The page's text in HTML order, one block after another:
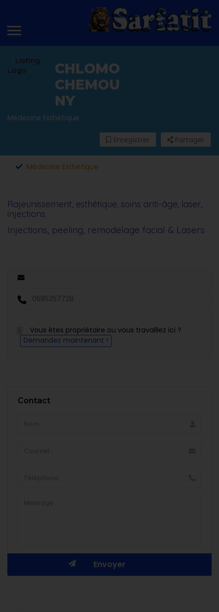
CHLOMO
CHEMOU
NY
Médecine Esthétique
Partager
Enregistrer
Médecine Esthétique
Rajeunissement, esthétique, soins anti-âge, laser,
injections
Injections, peeling, remodelage facial & Lasers
0585257728
Vous êtes propriétaire ou vous travaillez ici ?
Demandez maintenant !
Contact